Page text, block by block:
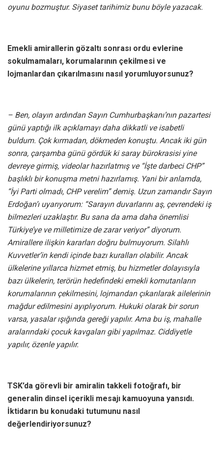
oyunu bozmuştur. Siyaset tarihimiz bunu böyle yazacak.
Emekli amirallerin gözaltı sonrası ordu evlerine
sokulmamaları, korumalarının çekilmesi ve
lojmanlardan çıkarılmasını nasıl yorumluyorsunuz?
– Ben, olayın ardından Sayın Cumhurbaşkanı’nın pazartesi
günü yaptığı ilk açıklamayı daha dikkatli ve isabetli
buldum. Çok kırmadan, dökmeden konuştu. Ancak iki gün
sonra, çarşamba günü gördük ki saray bürokrasisi yine
devreye girmiş, videolar hazırlatmış ve “İşte darbeci CHP”
başlıklı bir konuşma metni hazırlamış. Yani bir anlamda,
“İyi Parti olmadı, CHP verelim” demiş. Uzun zamandır Sayın
Erdoğan’ı uyarıyorum: “Sarayın duvarlarını aş, çevrendeki iş
bilmezleri uzaklaştır. Bu sana da ama daha önemlisi
Türkiye’ye ve milletimize de zarar veriyor” diyorum.
Amirallere ilişkin kararları doğru bulmuyorum. Silahlı
Kuvvetler’in kendi içinde bazı kuralları olabilir. Ancak
ülkelerine yıllarca hizmet etmiş, bu hizmetler dolayısıyla
bazı ülkelerin, terörün hedefindeki emekli komutanların
korumalarının çekilmesini, lojmandan çıkarılarak ailelerinin
mağdur edilmesini ayıplıyorum. Hukuki olarak bir sorun
varsa, yasalar ışığında gereği yapılır. Ama bu iş, mahalle
aralarındaki çocuk kavgaları gibi yapılmaz. Ciddiyetle
yapılır, özenle yapılır.
TSK’da görevli bir amiralin takkeli fotoğrafı, bir
generalin dinsel içerikli mesajı kamuoyuna yansıdı.
İktidarın bu konudaki tutumunu nasıl
değerlendiriyorsunuz?